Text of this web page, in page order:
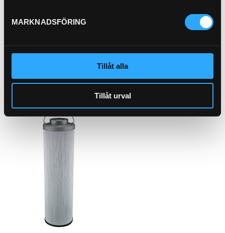
MARKNADSFÖRING
Tillåt alla
Tillåt urval
Köp
Pris exkl.
Köp